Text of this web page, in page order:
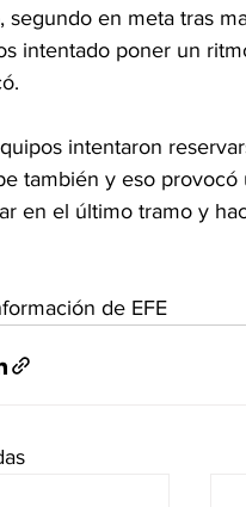
segundo en meta tras
intentado poner un
intentaron
también y eso
en el último tramo y
de EFE